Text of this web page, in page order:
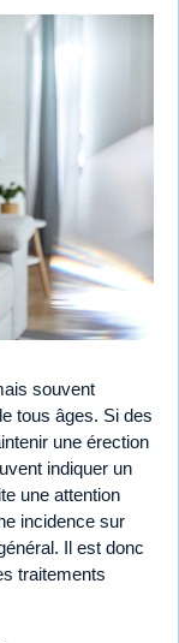
souvent
tous âges. Si des
une érection
indiquer un
une attention
incidence sur
Il est donc
traitements